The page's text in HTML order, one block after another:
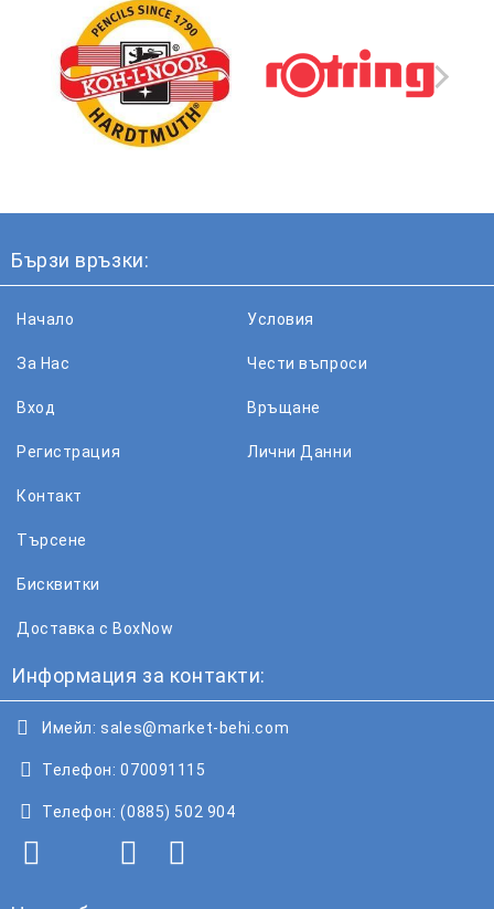
Бързи връзки:
Начало
За Нас
Вход
Регистрация
Условия
Чести въпроси
Връщане
Лични Данни
Контакт
Търсене
Бисквитки
Доставка с BoxNow
Информация за контакти:
Имейл: sales@market-behi.com
Телефон: 070091115
Телефон: (0885) 502 904